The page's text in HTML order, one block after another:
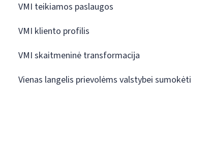
VMI teikiamos paslaugos
VMI kliento profilis
VMI skaitmeninė transformacija
Vienas langelis prievolėms valstybei sumokėti